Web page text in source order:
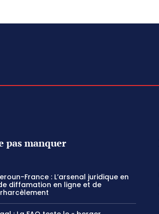
pas manquer
France : L’arsenal juridique en
diffamation en ligne et de